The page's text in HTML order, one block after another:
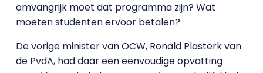
omvangrijk moet dat programma zijn? Wat
moeten studenten ervoor betalen?
De vorige minister van OCW, Ronald Plasterk van
de PvdA, had daar een eenvoudige opvatting